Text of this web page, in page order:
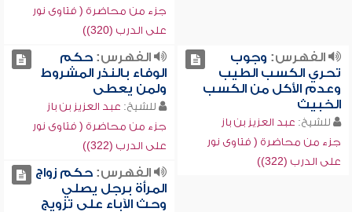
جزء من محاضرة ( فتاوى نور
على الدرب (320))
الفهرس: وجوب
تحري الكسب الطيب
وعدم الأكل من الكسب
الخبيث
للشيخ: عبد العزيز بن باز
جزء من محاضرة ( فتاوى نور
على الدرب (322))
الفهرس:حكم
الوفاء بالنذر المشروط
ولمن يعطى
للشيخ: عبد العزيز بن باز
جزء من محاضرة ( فتاوى نور
على الدرب (322))
الفهرس:حكم زواج
المرأة برجل يصلي
وحث الآباء على تزويج